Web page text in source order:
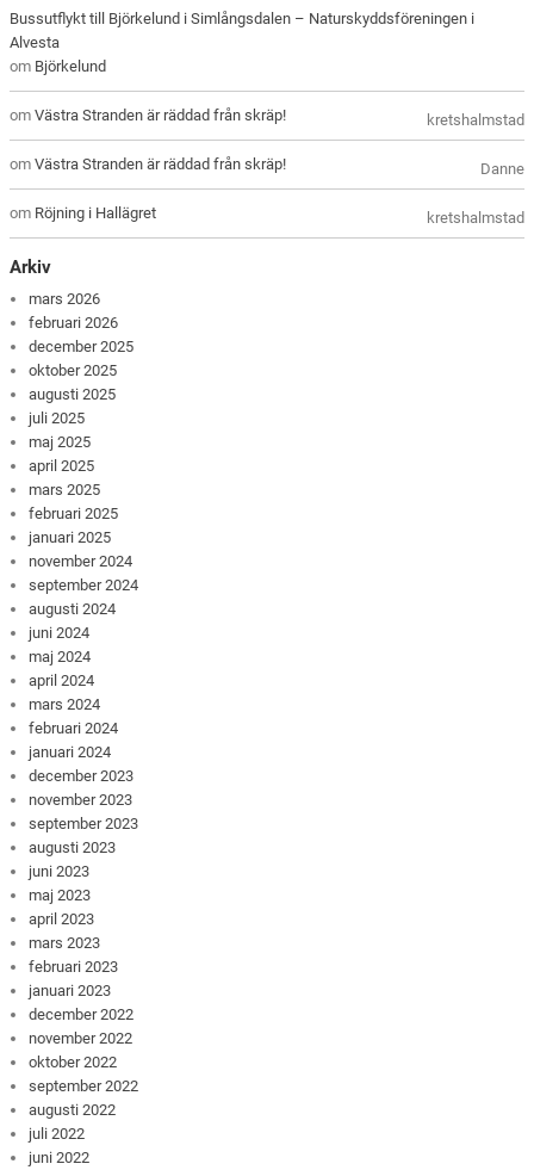
Bussutflykt till Björkelund i Simlångsdalen – Naturskyddsföreningen i
Alvesta
om Björkelund
kretshalmstad
omVästra Stranden är räddad från skräp!
Danne
omVästra Stranden är räddad från skräp!
kretshalmstad
om Röjning i Hallägret
Arkiv
mars 2026
februari 2026
december 2025
oktober 2025
augusti 2025
juli 2025
maj 2025
april 2025
mars 2025
februari 2025
januari 2025
november 2024
september 2024
augusti 2024
juni 2024
maj 2024
april 2024
mars 2024
februari 2024
januari 2024
december 2023
november 2023
september 2023
augusti 2023
juni 2023
maj 2023
april 2023
mars 2023
februari 2023
januari 2023
december 2022
november 2022
oktober 2022
september 2022
augusti 2022
juli 2022
juni 2022